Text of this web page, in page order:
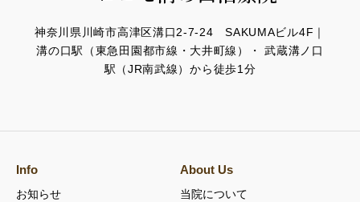
神奈川県川崎市高津区溝口2-7-24 SAKUMAビル4F｜
溝の口駅（東急田園都市線・大井町線）・ 武蔵溝ノ口
駅（JR南武線）から徒歩1分
Info
お知らせ
About Us
当院について